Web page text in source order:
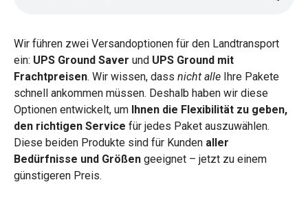
Wir führen zwei Versandoptionen für den Landtransport
ein: UPS Ground Saver und UPS Ground mit
Frachtpreisen. Wir wissen, dass nicht alle Ihre Pakete
schnell ankommen müssen. Deshalb haben wir diese
Optionen entwickelt, um Ihnen die Flexibilität zu geben,
den richtigen Service für jedes Paket auszuwählen.
Diese beiden Produkte sind für Kunden aller
Bedürfnisse und Größen geeignet – jetzt zu einem
günstigeren Preis.